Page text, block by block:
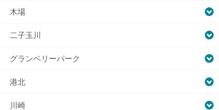
木場
二子玉川
グランベリーパーク
港北
川崎